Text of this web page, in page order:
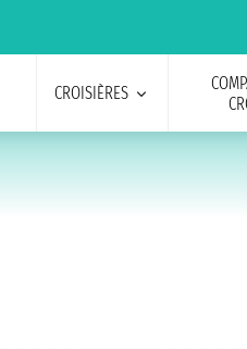
CROISIÈRES